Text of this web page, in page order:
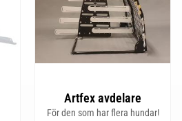
Artfex avdelare
För den som har flera hundar!